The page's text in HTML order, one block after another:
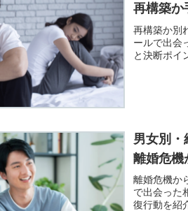
再構築か
再構築か別
ールで出会
と決断ポイ
男女別・
離婚危機
離婚危機か
で出会った
復行動を紹